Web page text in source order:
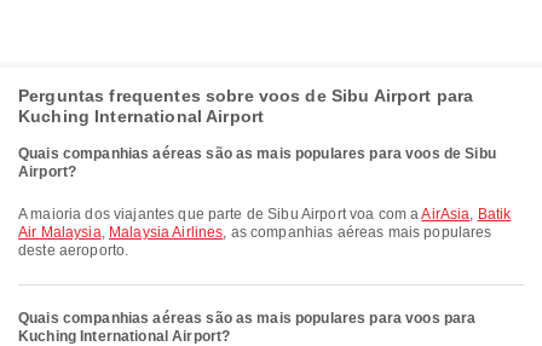
Perguntas frequentes sobre voos de Sibu Airport para
Kuching International Airport
Quais companhias aéreas são as mais populares para voos de Sibu
Airport?
A maioria dos viajantes que parte de Sibu Airport voa com aAirAsia, Batik
Air Malaysia, Malaysia Airlines, as companhias aéreas mais populares
deste aeroporto.
Quais companhias aéreas são as mais populares para voos para
Kuching International Airport?